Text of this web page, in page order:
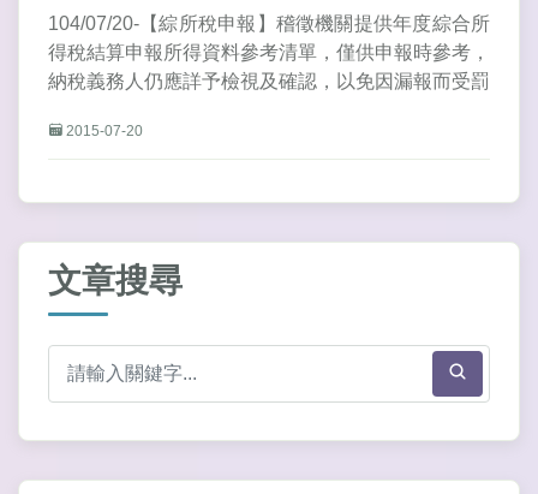
104/07/20-【綜所稅申報】稽徵機關提供年度綜合所
得稅結算申報所得資料參考清單，僅供申報時參考，
納稅義務人仍應詳予檢視及確認，以免因漏報而受罰
2015-07-20
文章搜尋